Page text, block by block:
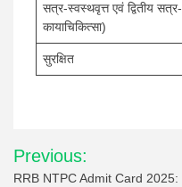
सत्र-स्वस्थवृत्त एवं द्वितीय सत्र-
कायाचिकित्सा)
सुरक्षित
Post
navigation
Previous:
RRB NTPC Admit Card 2025: